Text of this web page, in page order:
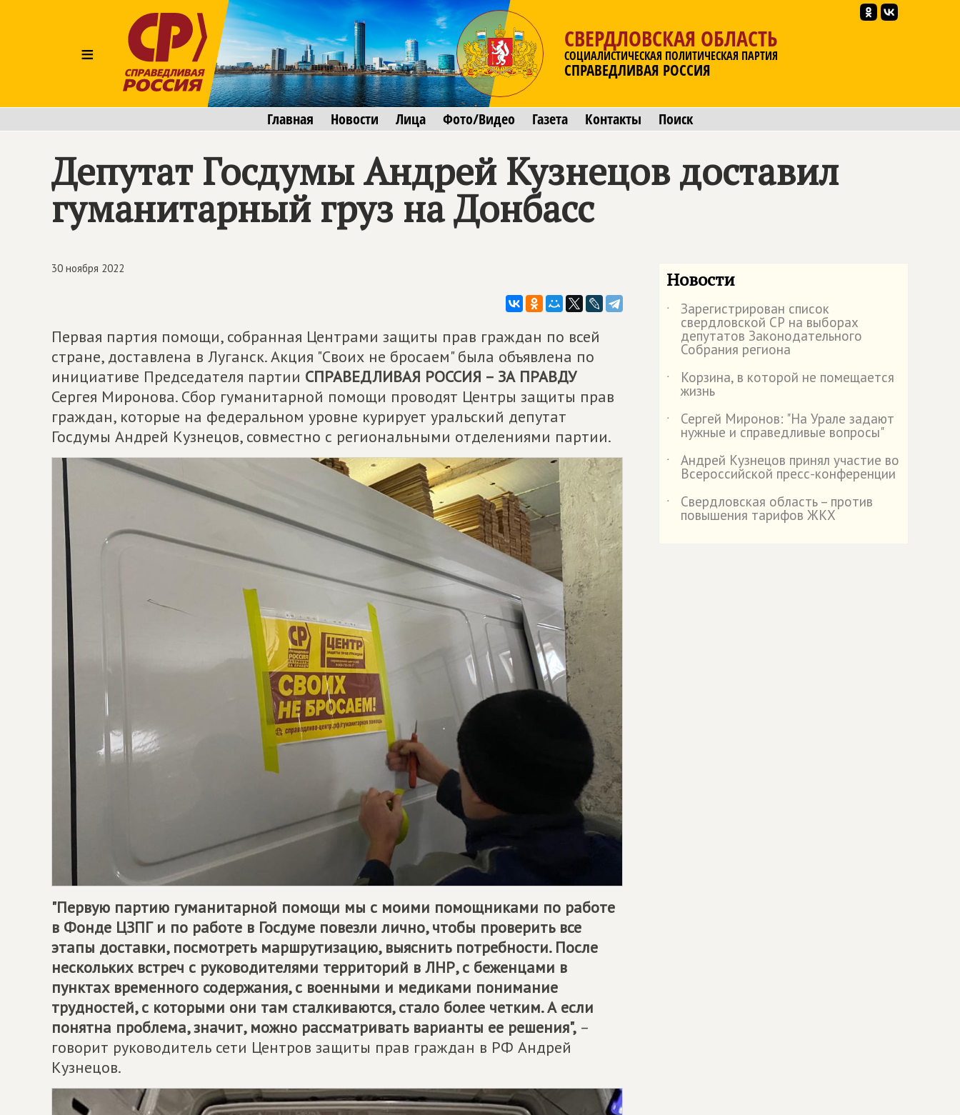
≡
СВЕРДЛОВСКАЯ ОБЛАСТЬ
СОЦИАЛИСТИЧЕСКАЯ ПОЛИТИЧЕСКАЯ ПАРТИЯ
СПРАВЕДЛИВАЯ РОССИЯ
Главная Новости Лица Фото/Видео Газета Контакты Поиск
Депутат Госдумы Андрей Кузнецов доставил
гуманитарный груз на Донбасс
30 ноября 2022
Первая партия помощи, собранная Центрами защиты прав граждан по всей
стране, доставлена в Луганск. Акция "Своих не бросаем" была объявлена по
инициативе Председателя партии СПРАВЕДЛИВАЯ РОССИЯ – ЗА ПРАВДУ
Сергея Миронова. Сбор гуманитарной помощи проводят Центры защиты прав
граждан, которые на федеральном уровне курирует уральский депутат
Госдумы Андрей Кузнецов, совместно с региональными отделениями партии.
"Первую партию гуманитарной помощи мы с моими помощниками по работе
в Фонде ЦЗПГ и по работе в Госдуме повезли лично, чтобы проверить все
этапы доставки, посмотреть маршрутизацию, выяснить потребности. После
нескольких встреч с руководителями территорий в ЛНР, с беженцами в
пунктах временного содержания, с военными и медиками понимание
трудностей, с которыми они там сталкиваются, стало более четким. А если
понятна проблема, значит, можно рассматривать варианты ее решения", –
говорит руководитель сети Центров защиты прав граждан в РФ Андрей
Кузнецов.
Новости
˙ Зарегистрирован список
свердловской СР на выборах
депутатов Законодательного
Собрания региона
˙
Корзина, в которой не помещается
жизнь
˙
Сергей Миронов: "На Урале задают
нужные и справедливые вопросы"
˙
Андрей Кузнецов принял участие во
Всероссийской пресс-конференции
˙
Свердловская область – против
повышения тарифов ЖКХ